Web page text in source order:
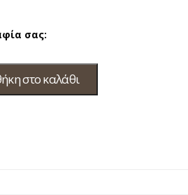
σας:
στο καλάθι